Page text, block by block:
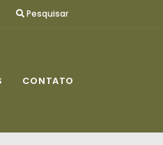
Pesquisar
CONTATO